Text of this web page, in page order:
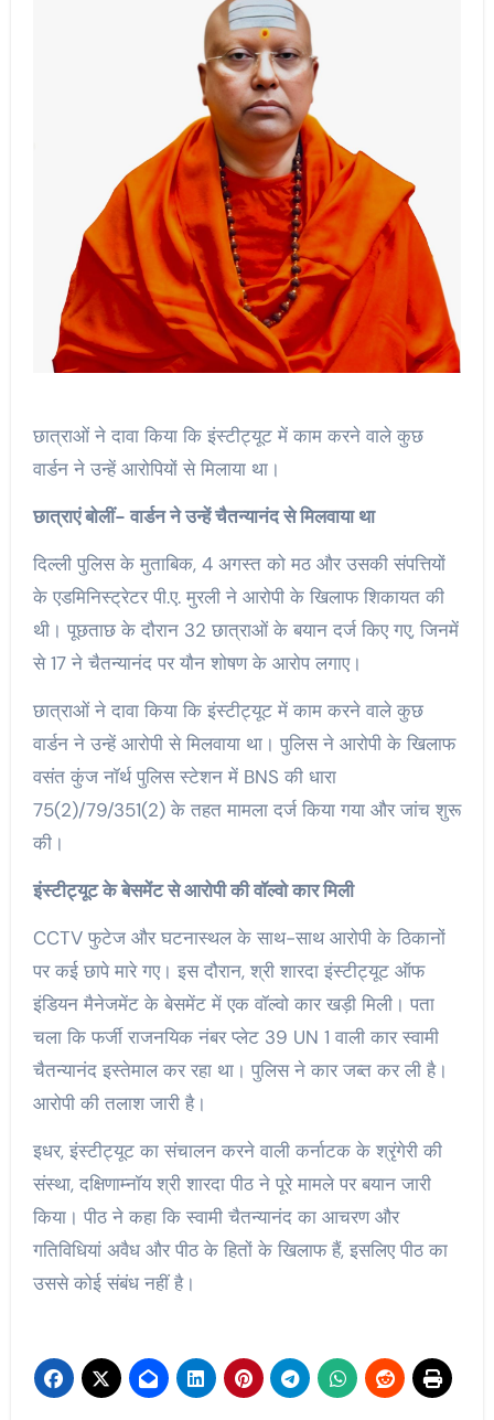
छात्राओं ने दावा किया कि इंस्टीट्यूट में काम करने वाले कुछ
वार्डन ने उन्हें आरोपियों से मिलाया था।
छात्राएं बोलीं- वार्डन ने उन्हें चैतन्यानंद से मिलवाया था
दिल्ली पुलिस के मुताबिक, 4 अगस्त को मठ और उसकी संपत्तियों
के एडमिनिस्ट्रेटर पी.ए. मुरली ने आरोपी के खिलाफ शिकायत की
थी। पूछताछ के दौरान 32 छात्राओं के बयान दर्ज किए गए, जिनमें
से 17 ने चैतन्यानंद पर यौन शोषण के आरोप लगाए।
छात्राओं ने दावा किया कि इंस्टीट्यूट में काम करने वाले कुछ
वार्डन ने उन्हें आरोपी से मिलवाया था। पुलिस ने आरोपी के खिलाफ
वसंत कुंज नॉर्थ पुलिस स्टेशन में BNS की धारा
75(2)/79/351(2) के तहत मामला दर्ज किया गया और जांच शुरू
की।
इंस्टीट्यूट के बेसमेंट से आरोपी की वॉल्वो कार मिली
CCTV फुटेज और घटनास्थल के साथ-साथ आरोपी के ठिकानों
पर कई छापे मारे गए। इस दौरान, श्री शारदा इंस्टीट्यूट ऑफ
इंडियन मैनेजमेंट के बेसमेंट में एक वॉल्वो कार खड़ी मिली। पता
चला कि फर्जी राजनयिक नंबर प्लेट 39 UN 1 वाली कार स्वामी
चैतन्यानंद इस्तेमाल कर रहा था। पुलिस ने कार जब्त कर ली है।
आरोपी की तलाश जारी है।
इधर, इंस्टीट्यूट का संचालन करने वाली कर्नाटक के श्रृंगेरी की
संस्था, दक्षिणाम्नॉय श्री शारदा पीठ ने पूरे मामले पर बयान जारी
किया। पीठ ने कहा कि स्वामी चैतन्यानंद का आचरण और
गतिविधियां अवैध और पीठ के हितों के खिलाफ हैं, इसलिए पीठ का
उससे कोई संबंध नहीं है।